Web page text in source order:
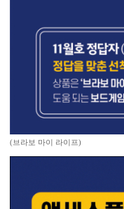
(브라보 마이 라이프)